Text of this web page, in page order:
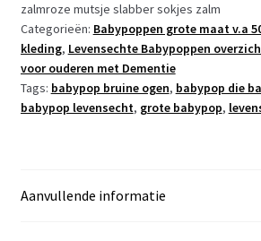
Naomi
bruine
ogen
in
kleding
Limited
zalmroze mutsje slabber sokjes zalm
Categorieën: Babypoppen grote maat v.a
kleding, Levensechte Babypoppen
voor ouderen met Dementie
Tags: babypop bruine ogen, babypop die
babypop levensecht, grote babypop,
Aanvullende informatie